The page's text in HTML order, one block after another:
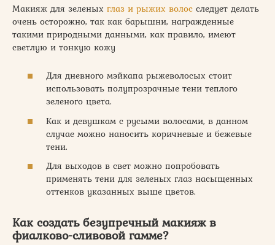
Макияж для зеленых глаз и рыжих волос следует делать
очень осторожно, так как барышни, награжденные
такими природными данными, как правило, имеют
светлую и тонкую кожу
Для дневного мэйкапа рыжеволосых стоит
использовать полупрозрачные тени теплого
зеленого цвета.
Как и девушкам с русыми волосами, в данном
случае можно наносить коричневые и бежевые
тени.
Для выходов в свет можно попробовать
применять тени для зеленых глаз насыщенных
оттенков указанных выше цветов.
Как создать безупречный макияж в
фиалково-сливовой гамме?